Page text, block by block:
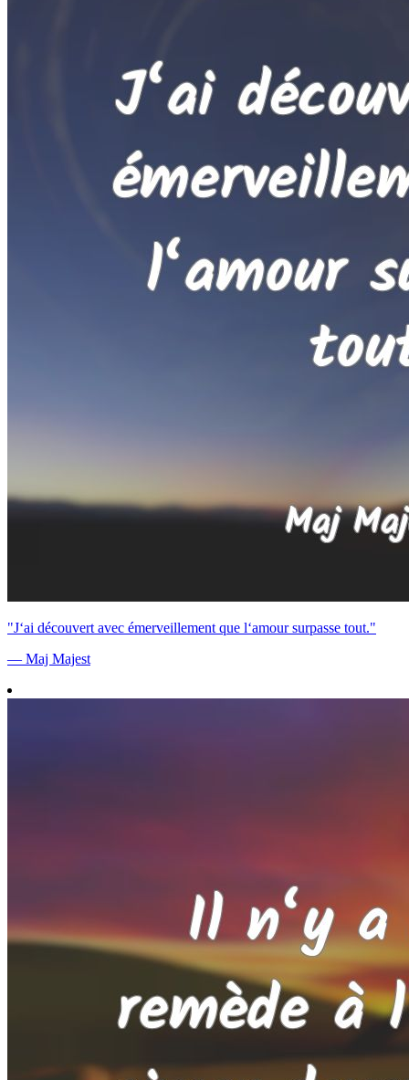
"J‘ai découvert avec émerveillement que l‘amour surpasse tout."
— Maj Majest